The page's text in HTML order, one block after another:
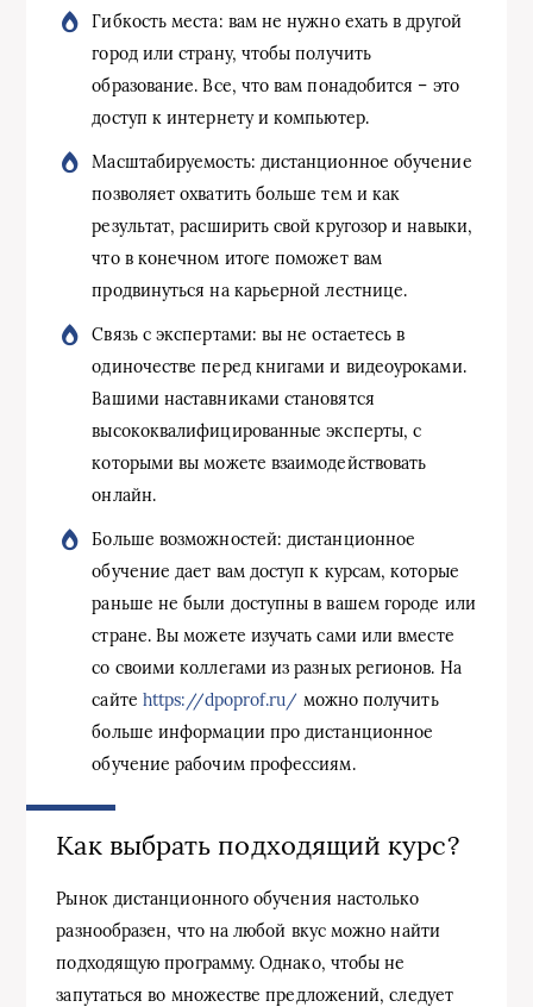
Гибкость места: вам не нужно ехать в другой
город или страну, чтобы получить
образование. Все, что вам понадобится – это
доступ к интернету и компьютер.
Масштабируемость: дистанционное обучение
позволяет охватить больше тем и как
результат, расширить свой кругозор и навыки,
что в конечном итоге поможет вам
продвинуться на карьерной лестнице.
Связь с экспертами: вы не остаетесь в
одиночестве перед книгами и видеоуроками.
Вашими наставниками становятся
высококвалифицированные эксперты, с
которыми вы можете взаимодействовать
онлайн.
Больше возможностей: дистанционное
обучение дает вам доступ к курсам, которые
раньше не были доступны в вашем городе или
стране. Вы можете изучать сами или вместе
со своими коллегами из разных регионов. На
сайте https://dpoprof.ru/ можно получить
больше информации про дистанционное
обучение рабочим профессиям.
Как выбрать подходящий курс?
Рынок дистанционного обучения настолько
разнообразен, что на любой вкус можно найти
подходящую программу. Однако, чтобы не
запутаться во множестве предложений, следует